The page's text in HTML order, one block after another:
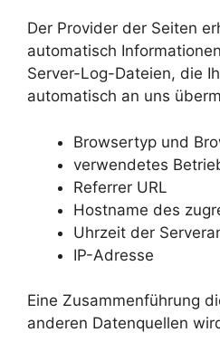
Der Provider der Seiten
automatisch
Server-Log-Dateien, die
automatisch an uns
Browsertyp und
verwendetes
Referrer URL
Hostname des
Uhrzeit der
IP-Adresse
Eine Zusammenführung
anderen Datenquellen